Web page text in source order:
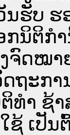
ຮັບ ຮ
ກນິຕິ
ງຈົດໝ
ຖະ​ກ
ທໍາ ຊ້
ຊ້ ເປັນ